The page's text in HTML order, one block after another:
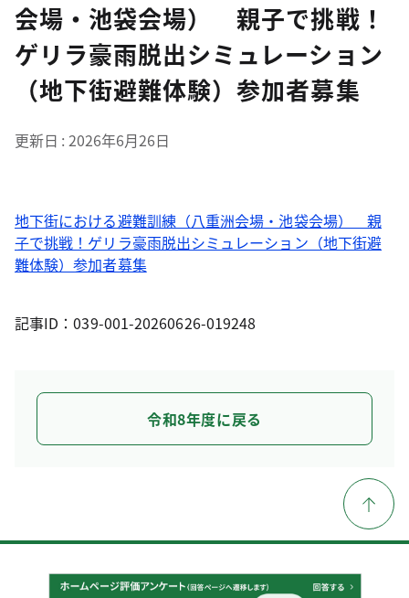
会場・池袋会場） 親子で挑戦！
ゲリラ豪雨脱出シミュレーション
（地下街避難体験）参加者募集
更新日 2026年6月26日
地下街における避難訓練（八重洲会場・池袋会場） 親
子で挑戦！ゲリラ豪雨脱出シミュレーション（地下街避
難体験）参加者募集
記事ID：039-001-20260626-019248
令和8年度に戻る